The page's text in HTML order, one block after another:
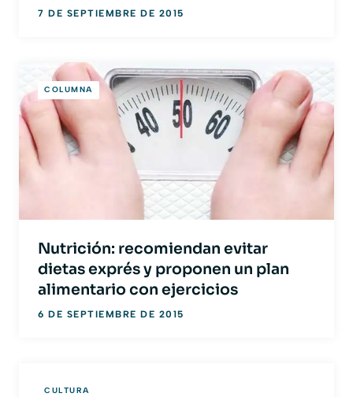
7 DE SEPTIEMBRE DE 2015
COLUMNA
Nutrición: recomiendan evitar
dietas exprés y proponen un plan
alimentario con ejercicios
6 DE SEPTIEMBRE DE 2015
CULTURA